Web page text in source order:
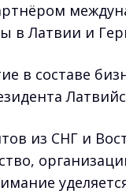
в Латвии и
в составе
из СНГ и